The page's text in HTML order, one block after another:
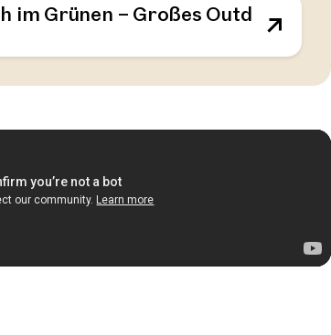
im Grünen – Großes Outdoor-Areal